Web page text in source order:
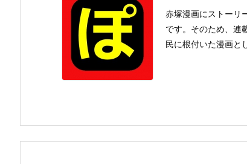
赤塚漫画にストーリ
です。そのため、連
民に根付いた漫画と